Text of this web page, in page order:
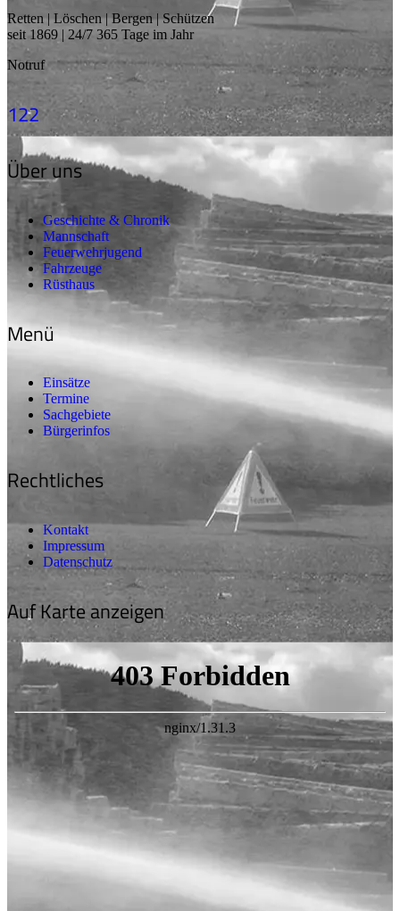
Retten | Löschen | Bergen | Schützen
seit 1869 | 24/7 365 Tage im Jahr
Notruf
122
Über uns
Geschichte & Chronik
Mannschaft
Feuerwehrjugend
Fahrzeuge
Rüsthaus
Menü
Einsätze
Termine
Sachgebiete
Bürgerinfos
Rechtliches
Kontakt
Impressum
Datenschutz
Auf Karte anzeigen